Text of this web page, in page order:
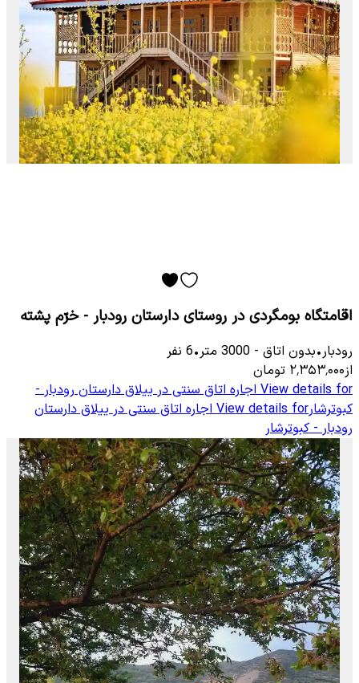
اقامتگاه بومگردی در روستای دارستان رودبار - خرّم پشته
رودبار•بدون اتاق -
3000 متر•
6 نفر
از۲٬۳۵۳٬۰۰۰ تومان
View details for اجاره اتاق سنتی در ییلاق دارستان رودبار -
کبوترشارView details for اجاره اتاق سنتی در ییلاق دارستان
رودبار - کبوترشار